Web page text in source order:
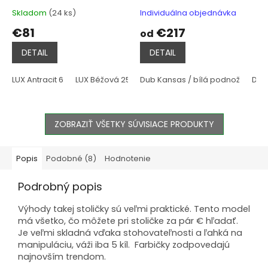
Skladom (24 ks)
€81
DETAIL
LUX Antracit 6 LUX Béžová 25 LUX Bordo 15 LUX Bronzová 11
Individuálna objednávka
od €217
DETAIL
Dub Kansas / bílá podnož
ZOBRAZIŤ VŠETKY SÚVISIACE PRODUKTY
Popis Podobné (8) Hodnotenie
Podrobný popis
Výhody takej stoličky sú veľmi praktické. Tento model
má všetko, čo môžete pri stoličke za pár € hľadať.
Je veľmi skladná vďaka stohovateľnosti a ľahká na
manipuláciu, váži iba 5 kíl. Farbičky zodpovedajú
najnovším trendom.